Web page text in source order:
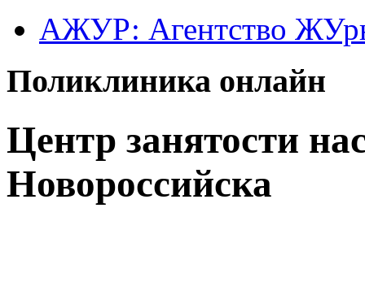
АЖУР: Агентство
Поликлиника онлайн
Центр занятости
Новороссийска